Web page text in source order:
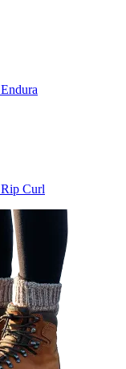
Endura
Rip Curl